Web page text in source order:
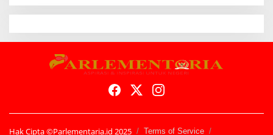
Hak Cipta ©Parlementaria.id 2025 Terms of Service